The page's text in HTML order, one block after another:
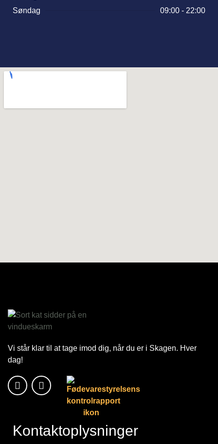
Søndag
09:00 - 22:00
Vi står klar til at tage imod dig, når du er i Skagen. Hver
dag!
Kontaktoplysninger